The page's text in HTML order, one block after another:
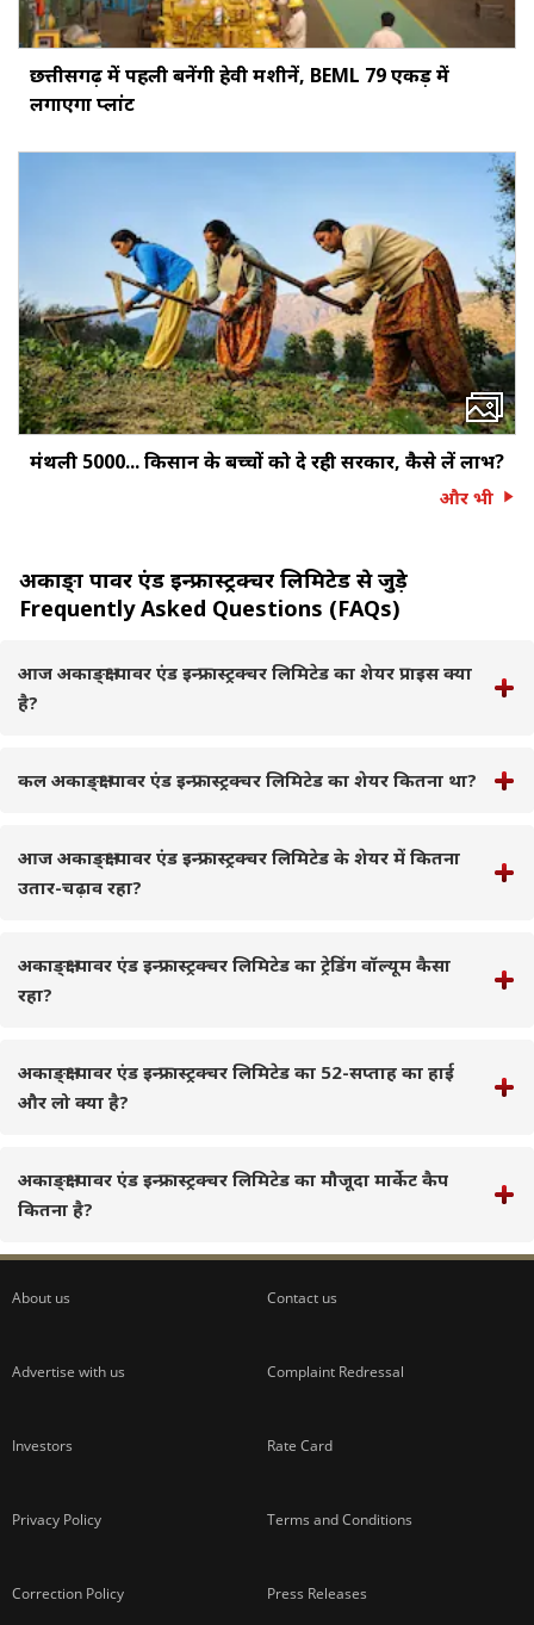
छत्तीसगढ़ में पहली बनेंगी हेवी मशीनें, BEML 79 एकड़ में
लगाएगा प्लांट
मंथली ₹5000... किसान के बच्‍चों को दे रही सरकार, कैसे लें लाभ?
और भी
अकाङ्क्षा पावर एंड इन्फ्रास्ट्रक्चर लिमिटेड से जुड़े
Frequently Asked Questions (FAQs)
आज अकाङ्क्षा पावर एंड इन्फ्रास्ट्रक्चर लिमिटेड का शेयर प्राइस क्या
है?
कल अकाङ्क्षा पावर एंड इन्फ्रास्ट्रक्चर लिमिटेड का शेयर कितना था?
आज अकाङ्क्षा पावर एंड इन्फ्रास्ट्रक्चर लिमिटेड के शेयर में कितना
उतार-चढ़ाव रहा?
अकाङ्क्षा पावर एंड इन्फ्रास्ट्रक्चर लिमिटेड का ट्रेडिंग वॉल्यूम कैसा
रहा?
अकाङ्क्षा पावर एंड इन्फ्रास्ट्रक्चर लिमिटेड का 52-सप्ताह का हाई
और लो क्या है?
अकाङ्क्षा पावर एंड इन्फ्रास्ट्रक्चर लिमिटेड का मौजूदा मार्केट कैप
कितना है?
About us Contact us
Advertise with us Complaint Redressal
Investors Rate Card
Privacy Policy Terms and Conditions
Correction Policy Press Releases